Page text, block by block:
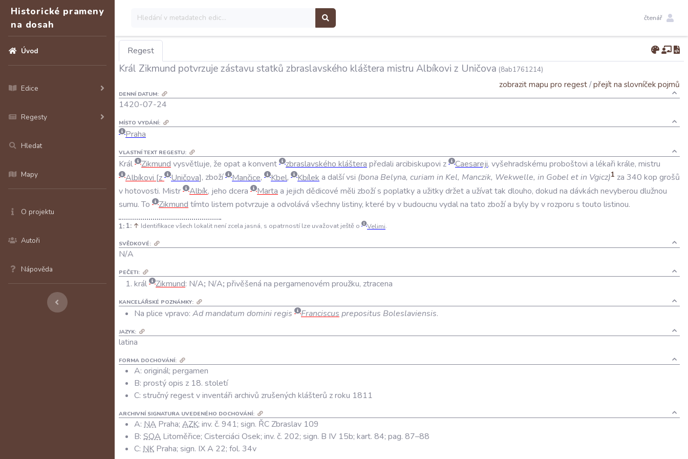
Historické prameny
na dosah
Úvod
Edice
Regesty
Hledat
Mapy
O projektu
Autoři
Nápověda
čtenář
Regest
Král Zikmund potvrzuje zástavu statků zbraslavského kláštera mistru Albíkovi z Uničova (8ab1761214)
zobrazit mapu pro regest/přejít na slovníček pojmů
DENNÍ DATUM:
1420-07-24
MÍSTO VYDÁNÍ:
Praha
VLASTNÍ TEXT REGESTU:
Král Zikmund vysvětluje, že opata konvent zbraslavského kláštera předali arcibiskupovi z Caesareji, vyšehradskému proboštovi a lékaři krále, mistru
Albíkovi z Uničova , zboží Mančice, Kbel, Kbílek a dalšívsi (bona Belyna, curiam in Kel, Manczik, Wekwelle, in Gobel etin Vgicz)1 za 340 kop grošů
vhotovosti. Mistr Albík, jeho dcera Marta a jejich dědicové měli zbožís poplatkya užitkydržeta užívattak dlouho, dokud na dávkách nevyberou dlužnou
sumu.To Zikmund tímto listem potvrzuje a odvolává všechnylistiny, které byvbudoucnu vydalna tato zbožía bylybyvrozporu s touto listinou.
1: ↑ Identifikace všech lokalit není zcela jasná, s opatrností lze uvažovat ještě o Velimi.
SVĚDKOVÉ:
N/A
PEČETI:
král Zikmund: N/A; N/A; přivěšená na pergamenovém proužku, ztracena
KANCELÁŘSKÉ POZNÁMKY:
Na plice vpravo: Ad mandatum domini regis Franciscus prepositus Boleslaviensis.
JAZYK:
latina
FORMA DOCHOVÁNÍ:
A: originál; pergamen
B: prostý opis z 18. století
C: stručný regest v inventáři archivů zrušených klášterů z roku 1811
ARCHIVNÍ SIGNATURA UVEDENÉHO DOCHOVÁNÍ:
A: NA Praha; AZK; inv. č. 941; sign. ŘC Zbraslav 109
B: SOA Litoměřice; Cisterciáci Osek; inv. č. 202; sign. B IV 15b; kart. 84; pag. 87–88
C: NK Praha; sign. IX A 22; fol. 34v